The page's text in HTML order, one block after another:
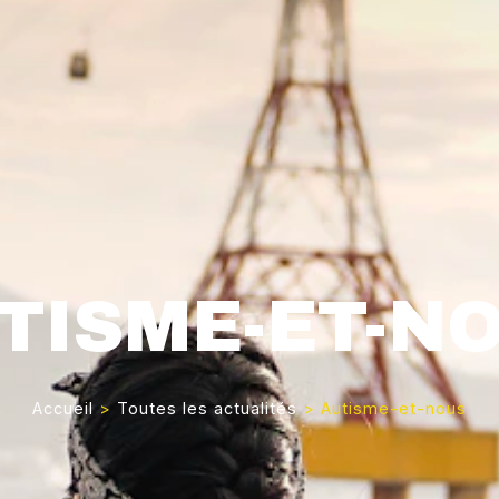
ET-
Accueil> Toutes les actualités> Autisme-et-nous